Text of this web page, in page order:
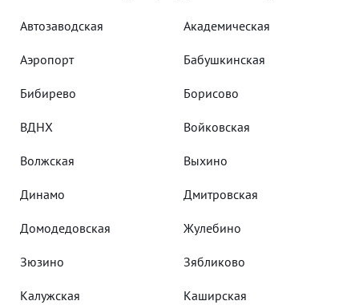
Автозаводская Академическая
Аэропорт Бабушкинская
Бибирево Борисово
ВДНХ Войковская
Волжская Выхино
Динамо Дмитровская
Домодедовская Жулебино
Зюзино Зябликово
Калужская Каширская